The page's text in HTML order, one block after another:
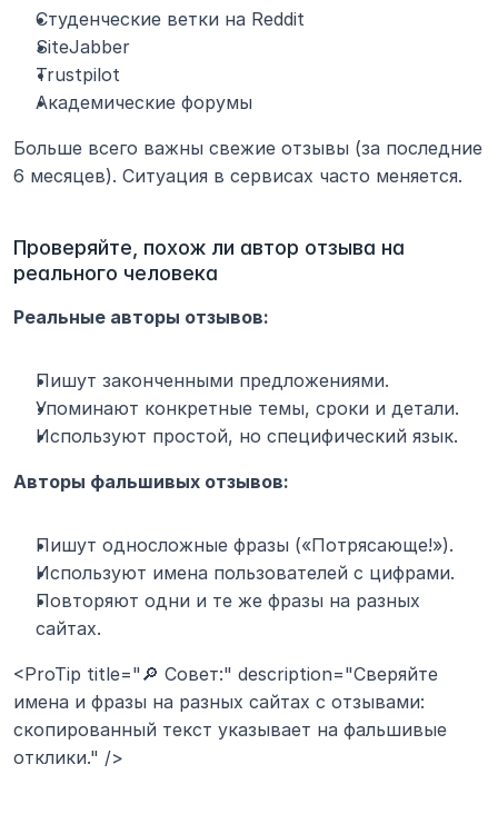
Студенческие ветки на Reddit
SiteJabber
Trustpilot
Академические форумы
Больше всего важны свежие отзывы (за последние
6 месяцев). Ситуация в сервисах часто меняется.
Проверяйте, похож ли автор отзыва на
реального человека
Реальные авторы отзывов:
Пишут законченными предложениями.
Упоминают конкретные темы, сроки и детали.
Используют простой, но специфический язык.
Авторы фальшивых отзывов:
Пишут односложные фразы («Потрясающе!»).
Используют имена пользователей с цифрами.
Повторяют одни и те же фразы на разных
сайтах.
<ProTip title="🔎 Совет:" description="Сверяйте
имена и фразы на разных сайтах с отзывами:
скопированный текст указывает на фальшивые
отклики." />